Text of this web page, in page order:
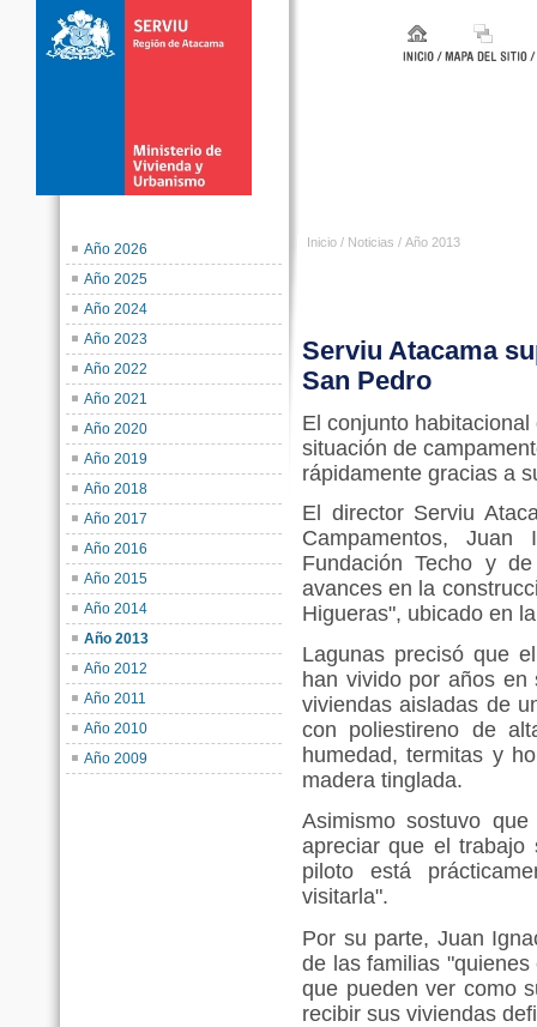
Año 2026
Año 2025
Año 2024
Año 2023
Año 2022
Año 2021
Año 2020
Año 2019
Año 2018
Año 2017
Año 2016
Año 2015
Año 2014
Año 2013
Año 2012
Año 2011
Año 2010
Año 2009
Inicio / Noticias / Año 2013
Serviu Atacama
San Pedro
El conjunto
situación de
rápidamente gracias a
El director Serviu
Campamentos,
Fundación Techo y
avances en la
Higueras", ubicado en
Lagunas precisó que
han vivido por años en
viviendas aisladas de
con poliestireno de
humedad, termitas y
madera tinglada.
Asimismo sostuvo
apreciar que el trabajo
piloto está
visitarla".
Por su parte, Juan
de las familias
que pueden ver como
recibir sus viviendas